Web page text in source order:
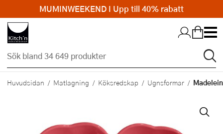
Hopp till huvudinnehållet
Huvudsidan Matlagning Köksredskap Ugnsformar
MUMINWEEKEND I Upp till 40% rabatt